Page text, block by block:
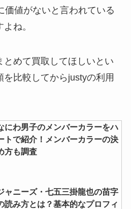
こない理由や査定期間・買取が
コンサートの持ち
価値がないと言われている
ね。
とめて買取してほしいとい
を比較してからjustyの利用
にわ男子のメンバーカラーをハ
トで紹介！メンバーカラーの決
方も調査
ャニーズ・七五三掛龍也の苗字
読み方とは？基本的なプロフィ